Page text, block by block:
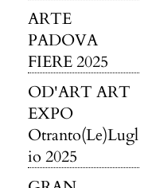
ARTE
PADOVA
FIERE 2025
OD'ART ART
EXPO
Otranto(Le)Lugl
io 2025